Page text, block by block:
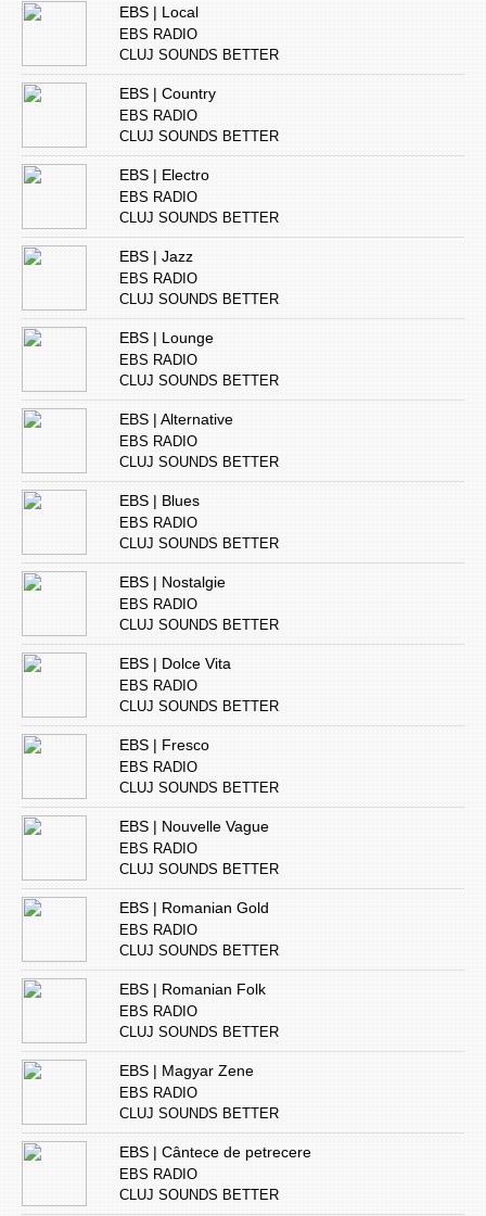
EBS | Local
EBS RADIO
CLUJ SOUNDS BETTER
EBS | Country
EBS RADIO
CLUJ SOUNDS BETTER
EBS | Electro
EBS RADIO
CLUJ SOUNDS BETTER
EBS | Jazz
EBS RADIO
CLUJ SOUNDS BETTER
EBS | Lounge
EBS RADIO
CLUJ SOUNDS BETTER
EBS | Alternative
EBS RADIO
CLUJ SOUNDS BETTER
EBS | Blues
EBS RADIO
CLUJ SOUNDS BETTER
EBS | Nostalgie
EBS RADIO
CLUJ SOUNDS BETTER
EBS | Dolce Vita
EBS RADIO
CLUJ SOUNDS BETTER
EBS | Fresco
EBS RADIO
CLUJ SOUNDS BETTER
EBS | Nouvelle Vague
EBS RADIO
CLUJ SOUNDS BETTER
EBS | Romanian Gold
EBS RADIO
CLUJ SOUNDS BETTER
EBS | Romanian Folk
EBS RADIO
CLUJ SOUNDS BETTER
EBS | Magyar Zene
EBS RADIO
CLUJ SOUNDS BETTER
EBS | Cântece de petrecere
EBS RADIO
CLUJ SOUNDS BETTER